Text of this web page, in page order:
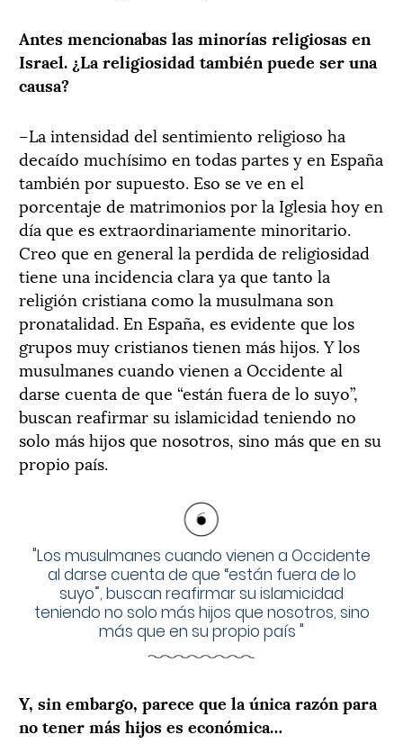
Antes mencionabas las minorías religiosas en
Israel. ¿La religiosidad también puede ser una
causa?
–La intensidad del sentimiento religioso ha
decaído muchísimo en todas partes y en España
también por supuesto. Eso se ve en el
porcentaje de matrimonios por la Iglesia hoy en
día que es extraordinariamente minoritario.
Creo que en general la perdida de religiosidad
tiene una incidencia clara ya que tanto la
religión cristiana como la musulmana son
pronatalidad. En España, es evidente que los
grupos muy cristianos tienen más hijos. Y los
musulmanes cuando vienen a Occidente al
darse cuenta de que “están fuera de lo suyo”,
buscan reafirmar su islamicidad teniendo no
solo más hijos que nosotros, sino más que en su
propio país.
"Los musulmanes cuando vienen a Occidente
al darse cuenta de que “están fuera de lo
suyo”, buscan reafirmar su islamicidad
teniendo no solo más hijos que nosotros, sino
más que en su propio país "
Y, sin embargo, parece que la única razón para
no tener más hijos es económica…